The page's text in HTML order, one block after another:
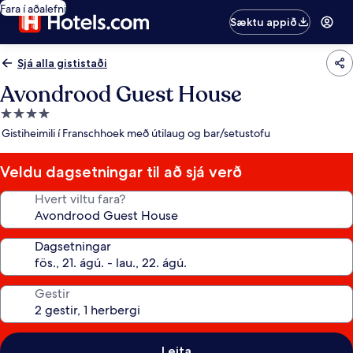
Fara í aðalefni
Sæktu appið
Sjá alla gististaði
Avondrood Guest House
4.0
stjörnu
Gistiheimili í Franschhoek með útilaug og bar/setustofu
Veldu dagsetningar til að sjá verð
Hvert viltu fara?
Dagsetningar
Gestir